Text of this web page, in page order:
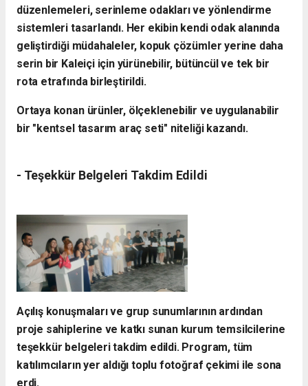
düzenlemeleri, serinleme odakları ve yönlendirme
sistemleri tasarlandı. Her ekibin kendi odak alanında
geliştirdiği müdahaleler, kopuk çözümler yerine daha
serin bir Kaleiçi için yürünebilir, bütüncül ve tek bir
rota etrafında birleştirildi.
Ortaya konan ürünler, ölçeklenebilir ve uygulanabilir
bir "kentsel tasarım araç seti" niteliği kazandı.
- ​Teşekkür Belgeleri Takdim Edildi
​Açılış konuşmaları ve grup sunumlarının ardından
proje sahiplerine ve katkı sunan kurum temsilcilerine
teşekkür belgeleri takdim edildi. Program, tüm
katılımcıların yer aldığı toplu fotoğraf çekimi ile sona
erdi.